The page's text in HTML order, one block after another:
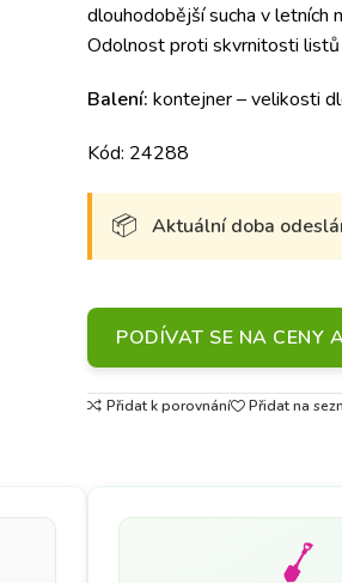
dlouhodobější sucha v letních
Odolnost proti skvrnitosti
Balení: kontejner – velikosti
Kód: 24288
Aktuální doba
PODÍVAT SE NA CENY
Přidat k porovnání Přidat na